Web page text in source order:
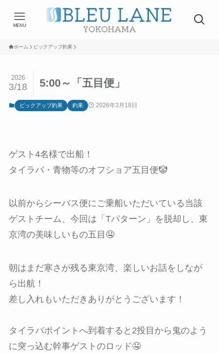
MENU
ホーム ピックアップ釣果
5:00～「五目便」
2026
3/18
ピックアップ釣果 釣果 2026年3月18日
ゲスト4名様で出船！
タイラバ・青物等のオフショア五目便🤡
以前からシーバス便にご乗船いただいている当該
ゲストチーム、今回は「Tパターン」を脱却し、東
京湾の美味しいもの五目🤤
朝はまだ寒さが残る東京湾、楽しいお話をしなが
ら出航！
差し入れもいただきありがとうございます！
タイラバポイントへ到着すると2投目から鬼のよう
に突っ込む幹事ゲストのロッド🤤